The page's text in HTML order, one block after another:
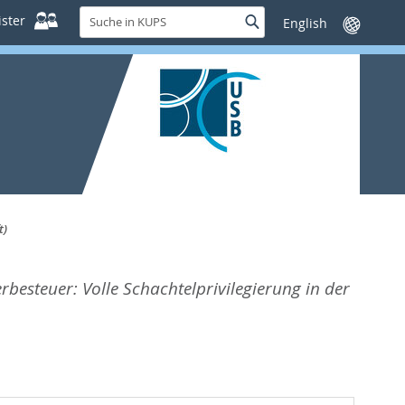
Suche
in
KUPS
SucheSprache
wechseln
Volle Schachtelprivilegierung in der